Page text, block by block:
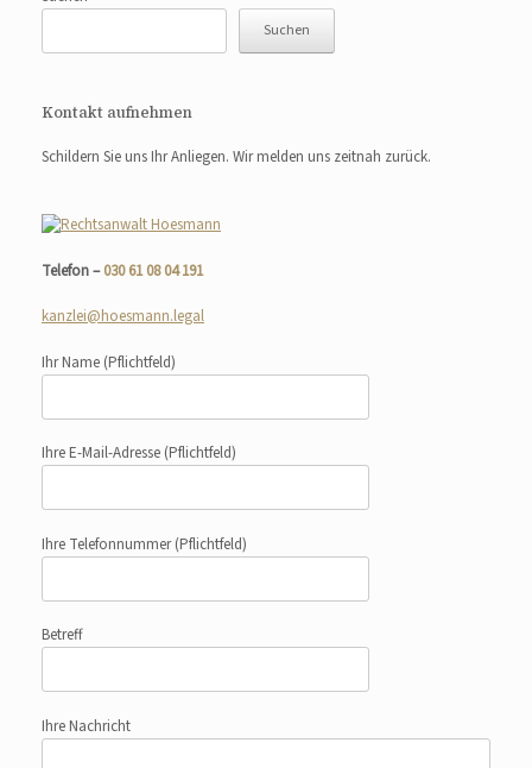
Suchen
Kontakt aufnehmen
Schildern Sie uns Ihr Anliegen. Wir melden uns zeitnah zurück.
Telefon –030 61 08 04 191
kanzlei@hoesmann.legal
Ihr Name (Pflichtfeld)
Ihre E-Mail-Adresse (Pflichtfeld)
Ihre Telefonnummer(Pflichtfeld)
Betreff
Ihre Nachricht